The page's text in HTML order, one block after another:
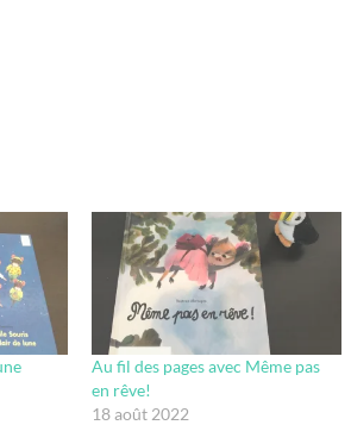
Au fil des pages avec Même pas
en rêve!
18 août 2022